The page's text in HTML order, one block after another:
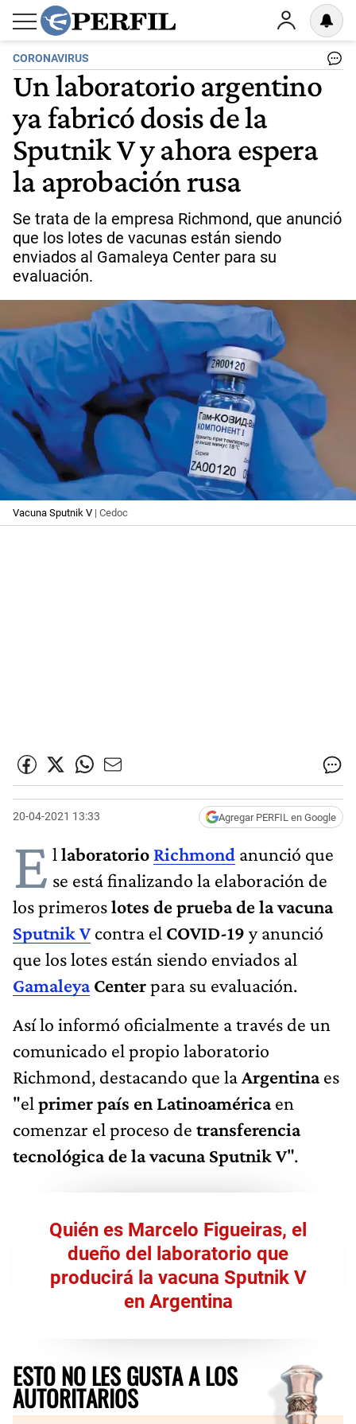
CORONAVIRUS
Un laboratorio argentino
ya fabricó dosis de la
Sputnik V y ahora espera
la aprobación rusa
Se trata de la empresa Richmond, que anunció
que los lotes de vacunas están siendo
enviados al Gamaleya Center para su
evaluación.
Vacuna Sputnik V | Cedoc
20-04-2021 13:33 Agregar PERFIL en Google
E l laboratorio Richmond anunció que
se está finalizando la elaboración de
los primeroslotes de prueba de la vacuna
Sputnik Vcontra el COVID-19 y anunció
que los lotes están siendo enviados al
GamaleyaCenterpara su evaluación.
Así lo informó oficialmente a través de un
comunicado el propio laboratorio
Richmond, destacando que laArgentinaes
"el primer país en Latinoaméricaen
comenzar el proceso de transferencia
tecnológica de la vacuna Sputnik V".
Quién es Marcelo Figueiras, el
dueño del laboratorio que
producirá la vacuna Sputnik V
en Argentina
ESTO NO LES GUSTA A LOS
AUTORITARIOS